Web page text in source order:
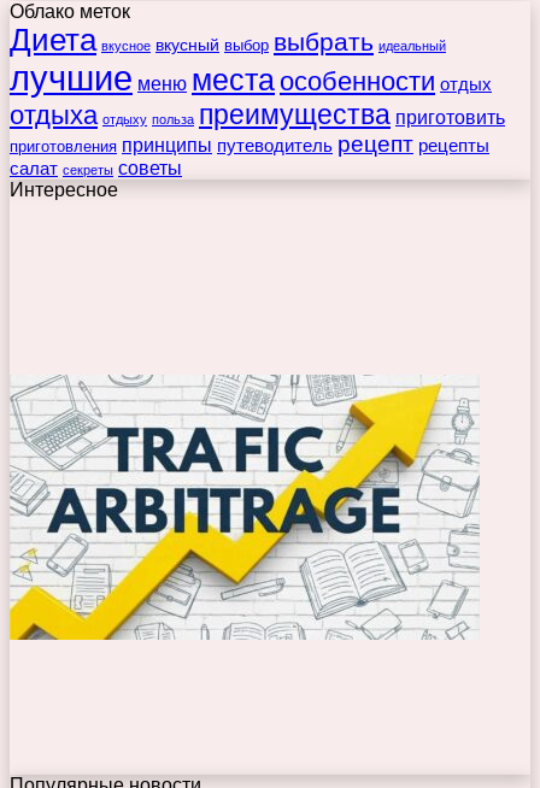
Облако меток
Диета вкусное вкусный выбор выбрать идеальный
лучшие меню места особенности отдых
отдыха отдыху польза преимущества приготовить
приготовления принципы путеводитель рецепт рецепты
салат секреты советы
Интересное